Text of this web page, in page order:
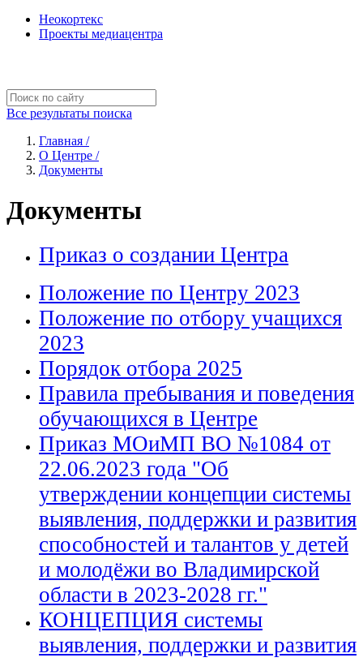
Неокортекс
Проекты медиацентра
Все результаты поиска
Главная /
О Центре /
Документы
Документы
Приказ о создании Центра
Положение по Центру 2023
Положение по отбору учащихся
2023
Порядок отбора 2025
Правила пребывания и поведения
обучающихся в Центре
Приказ МОиМП ВО №1084 от
22.06.2023 года "Об
утверждении концепции системы
выявления, поддержки и развития
способностей и талантов у детей
и молодёжи во Владимирской
области в 2023-2028 гг."
КОНЦЕПЦИЯ системы
выявления, поддержки и развития